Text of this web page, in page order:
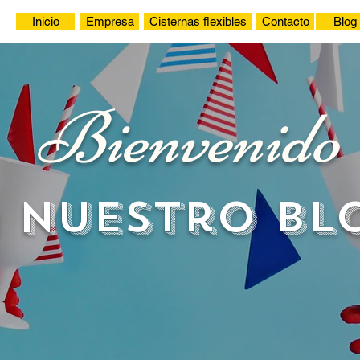
Inicio Empresa Cisternas flexibles Contacto Blog
Bienvenido
nuestro